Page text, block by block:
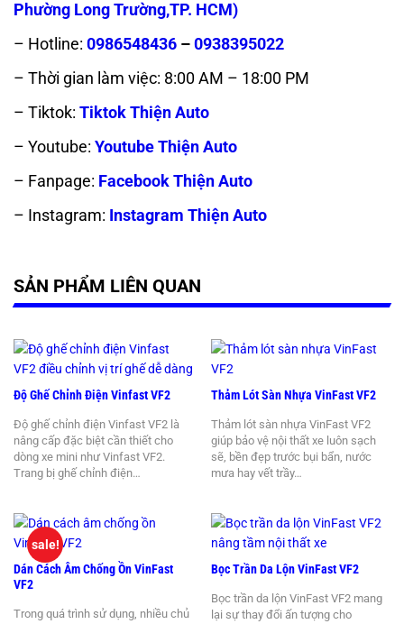
Phường Long Trường,TP. HCM)
– Hotline: 0986548436 –0938395022
– Thời gian làm việc: 8:00 AM – 18:00 PM
– Tiktok: Tiktok Thiện Auto
– Youtube: Youtube Thiện Auto
– Fanpage: Facebook Thiện Auto
– Instagram: Instagram Thiện Auto
SẢN PHẨM LIÊN QUAN
Độ Ghế Chỉnh Điện Vinfast VF2
Độ ghế chỉnh điện Vinfast VF2 là
nâng cấp đặc biệt cần thiết cho
dòng xe mini như Vinfast VF2.
Trang bị ghế chỉnh điện…
Thảm Lót Sàn Nhựa VinFast VF2
Thảm lót sàn nhựa VinFast VF2
giúp bảo vệ nội thất xe luôn sạch
sẽ, bền đẹp trước bụi bẩn, nước
mưa hay vết trầy…
Dán Cách Âm Chống Ồn VinFast
VF2
Trong quá trình sử dụng, nhiều chủ
sale!
Bọc Trần Da Lộn VinFast VF2
Bọc trần da lộn VinFast VF2 mang
lại sự thay đổi ấn tượng cho